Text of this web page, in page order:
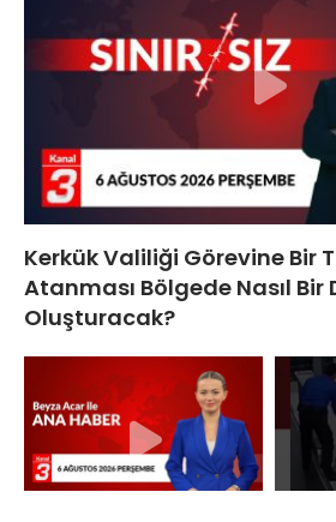
Kerkük Valiliği Görevine Bir
Atanması Bölgede Nasıl Bir
Oluşturacak?